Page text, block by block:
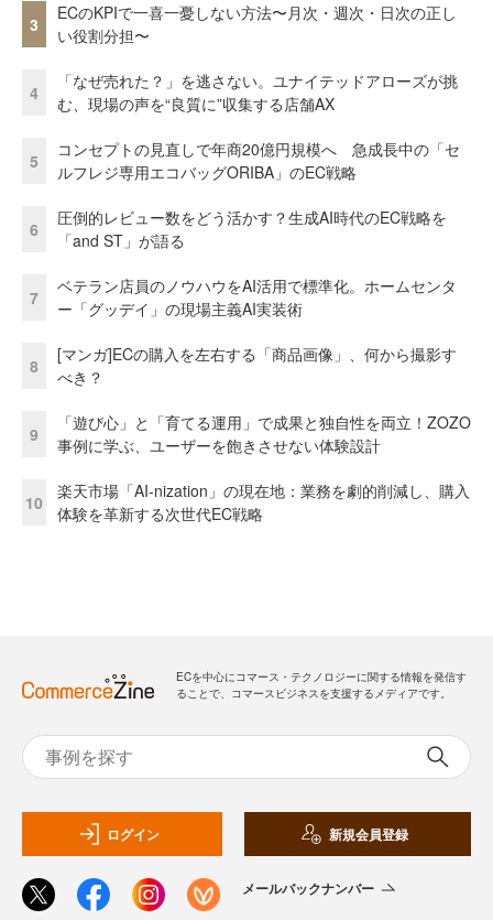
3
ECのKPIで一喜一憂しない方法〜月次・週次・日次の正し
い役割分担〜
4
「なぜ売れた？」を逃さない。ユナイテッドアローズが挑
む、現場の声を“良質に”収集する店舗AX
5
コンセプトの見直しで年商20億円規模へ 急成長中の「セ
ルフレジ専用エコバッグORIBA」のEC戦略
6
圧倒的レビュー数をどう活かす？生成AI時代のEC戦略を
「and ST」が語る
7
ベテラン店員のノウハウをAI活用で標準化。ホームセンタ
ー「グッデイ」の現場主義AI実装術
8
[マンガ]ECの購入を左右する「商品画像」、何から撮影す
べき？
9
「遊び心」と「育てる運用」で成果と独自性を両立！ZOZO
事例に学ぶ、ユーザーを飽きさせない体験設計
10
楽天市場「AI-nization」の現在地：業務を劇的削減し、購入
体験を革新する次世代EC戦略
ECを中心にコマース・テクノロジーに関する情報を発信す
ることで、コマースビジネスを支援するメディアです。
ログイン 新規会員登録
メールバックナンバー